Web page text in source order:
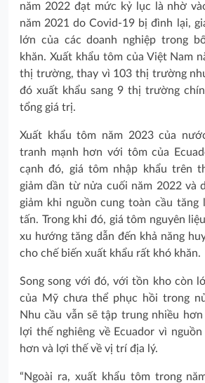
năm 2022 đạt mức kỷ lục là nhờ
năm 2021 do Covid-19 bị đình lại,
lớn của các doanh nghiệp trong
khăn. Xuất khẩu tôm của Việt Nam
thị trường, thay vì 103 thị trường
đó xuất khẩu sang 9 thị trường
tổng giá trị.
Xuất khẩu tôm năm 2023 của
tranh mạnh hơn với tôm của
cạnh đó, giá tôm nhập khẩu trên
giảm dần từ nửa cuối năm 2022 và
giảm khi nguồn cung toàn cầu tăng
tấn. Trong khi đó, giá tôm nguyên
xu hướng tăng dẫn đến khả năng
cho chế biến xuất khẩu rất khó khăn.
Song song với đó, với tồn kho còn
của Mỹ chưa thể phục hồi trong
Nhu cầu vẫn sẽ tập trung nhiều
lợi thế nghiêng về Ecuador vì
hơn và lợi thế về vị trí địa lý.
“Ngoài ra, xuất khẩu tôm trong